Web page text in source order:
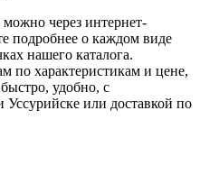
через интернет-
о каждом виде
нашего каталога.
по характеристикам и цене,
удобно, с
или доставкой по